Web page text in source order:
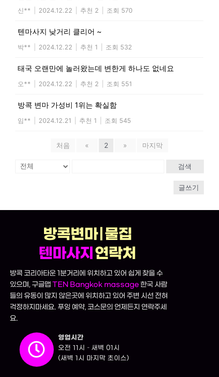
신** 2024.12.22 추천 2 조회 570
텐마사지 낮거리 클리어 ~
박** 2024.12.22 추천 1 조회 532
태국 오랜만에 놀러왔는데 변한게 하나도 없네요
오** 2024.12.22 추천 2 조회 551
방콕 변마 가성비 1위는 확실함
임** 2024.12.21 추천 1 조회 545
처음 « 2 » 마지막
검색
글쓰기
방콕변마 | 물집
텐마사지 연락처
방콕 코리아타운 1분거리에 위치하고 있어 쉽게 찾을 수
있으며, 구글맵 TEN Bangkok massage 한국 사람
들의 유동이 많지 않은곳에 위치하고 있어 주변 시선 전혀
걱정하지마세요. 푸잉 예약, 코스문의 언제든지 연락주세
요.
영업시간
오전 11시 – 새벽 01시
(새벽 1시 마지막 초이스)